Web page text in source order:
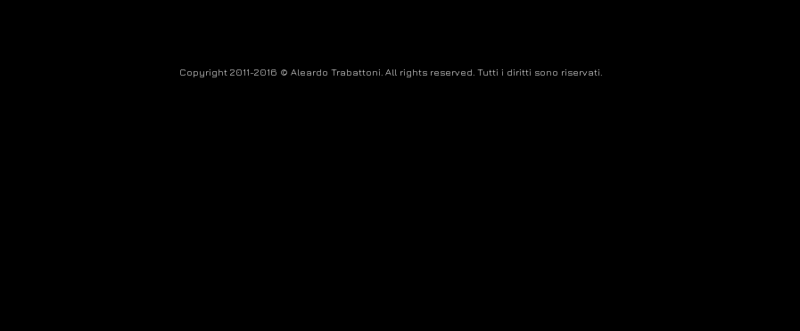
Copyright 2011-2016 © Aleardo Trabattoni. All rights reserved. Tutti i diritti sono riservati.